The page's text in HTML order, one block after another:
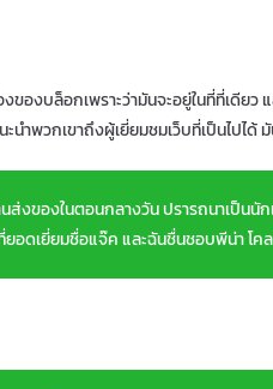
องบล็อกเพราะว่ามันจะอยู่ในที่ที่เดีย
นำพวกเขาถึงผู้เยี่ยมชมเว็บที่เป็นไปไ
ส่งของในตอนกลางวัน ปรารถนาเป็น
อดเยี่ยมชื่อแจ๊ค และฉันชื่นชอบพีน่า โค